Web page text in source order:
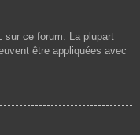
sur ce forum. La plupart
être appliquées avec